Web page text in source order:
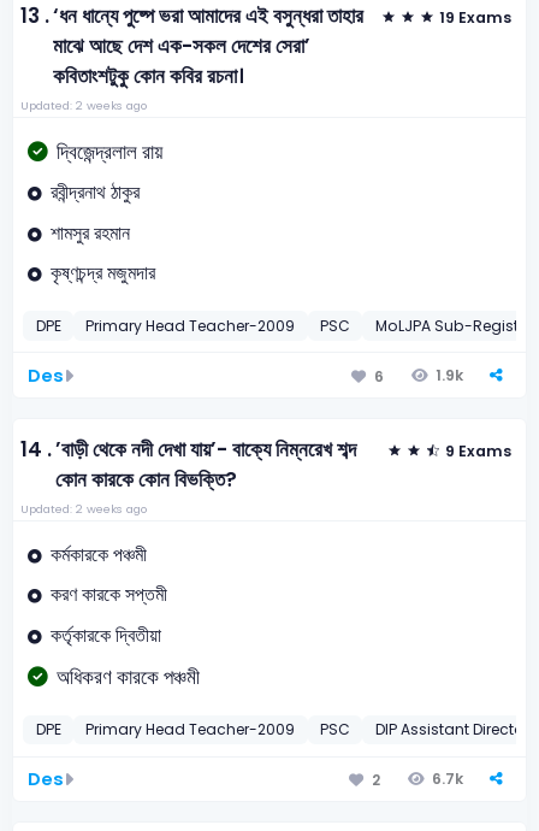
13 .‘ধন ধান্যে পুষ্পে ভরা আমাদের এই বসুন্ধরা তাহার
মাঝে আছে দেশ এক-সকল দেশের সেরা’
কবিতাংশটুকু কোন কবির রচনা।
19 Exams
Updated: 2 weeks ago
দ্বিজেন্দ্রলাল রায়
রবীন্দ্রনাথ ঠাকুর
শামসুর রহমান
কৃষ্ণচন্দ্র মজুমদার
DPE Primary Head Teacher-2009 PSC MoLJPA Sub-
Des 6 1.9k
14 .’বাড়ী থেকে নদী দেখা যায়’- বাক্যে নিম্নরেখ শব্দ
কোন কারকে কোন বিভক্তি?
9 Exams
Updated: 2 weeks ago
কর্মকারকে পঞ্চমী
করণ কারকে সপ্তমী
কর্তৃকারকে দ্বিতীয়া
অধিকরণ কারকে পঞ্চমী
DPE Primary Head Teacher-2009 PSC DIP Assistant
Des 2 6.7k